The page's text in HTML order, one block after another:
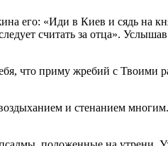
его: «Иди в Киев и сядь на
считать за отца».
что приму жребий с Твоими
и стенанием